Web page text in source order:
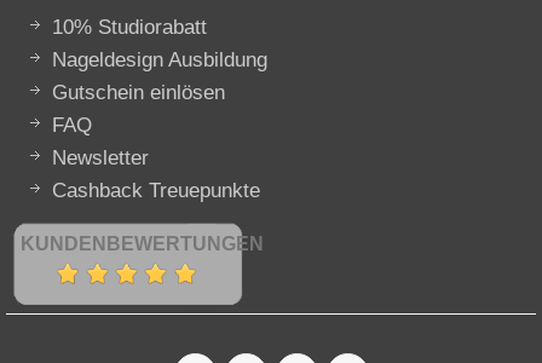
10% Studiorabatt
Nageldesign Ausbildung
Gutschein einlösen
FAQ
Newsletter
Cashback Treuepunkte
KUNDENBEWERTUNGEN